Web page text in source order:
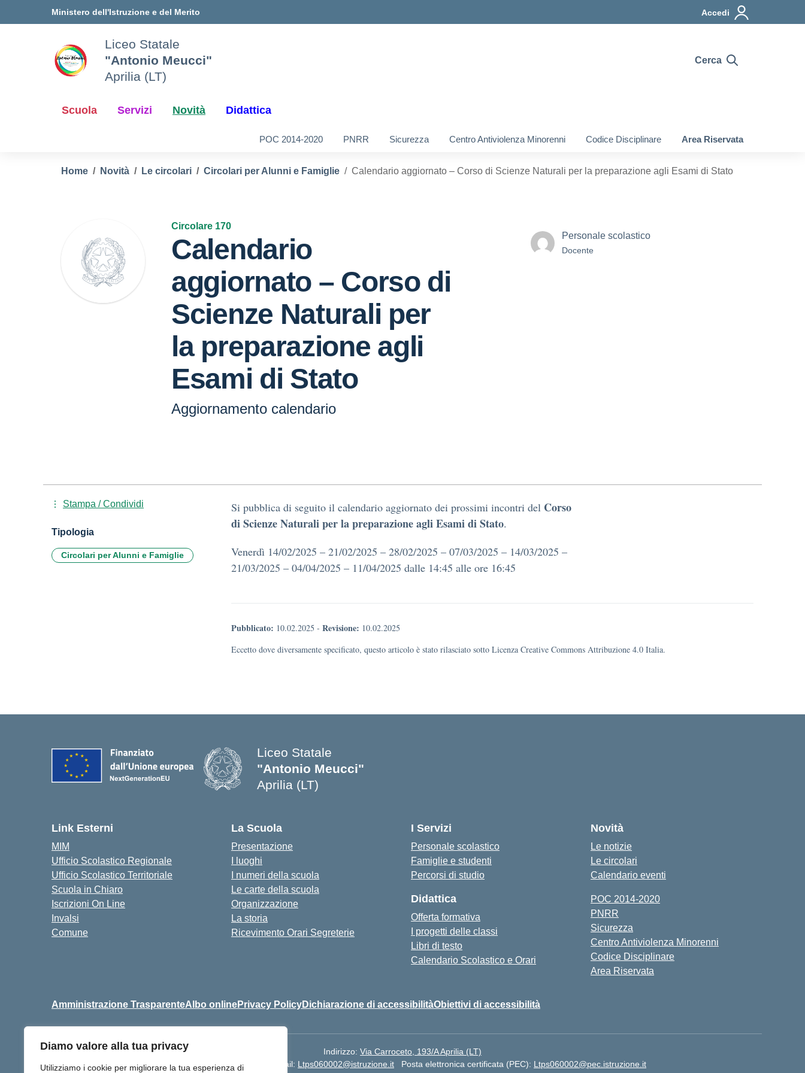
Diamo valore alla tua privacy
Utilizziamo i cookie per migliorare la tua esperienza di
Ministero dell'Istruzione e del Merito Accedi
Liceo Statale
"Antonio Meucci"
Aprilia (LT)
Cerca
Scuola Servizi Novità Didattica
POC 2014-2020 PNRR Sicurezza Centro Antiviolenza Minorenni Codice Disciplinare Area Riservata
Home Novità Le circolari Circolari per Alunni e Famiglie Calendario aggiornato – Corso di Scienze Naturali per la preparazione agli Esami di Stato
Circolare 170
Calendario
aggiornato – Corso di
Scienze Naturali per
la preparazione agli
Esami di Stato
Aggiornamento calendario
Personale scolastico
Docente
Si pubblica di seguito il calendario aggiornato dei prossimi incontri del Corso
di Scienze Naturali per la preparazione agli Esami di Stato.
Venerdì 14/02/2025 – 21/02/2025 – 28/02/2025 – 07/03/2025 – 14/03/2025 –
21/03/2025 – 04/04/2025 – 11/04/2025 dalle 14:45 alle ore 16:45
Pubblicato: 10.02.2025 - Revisione: 10.02.2025
Eccetto dove diversamente specificato, questo articolo è stato rilasciato sotto Licenza Creative Commons Attribuzione 4.0 Italia.
Stampa / Condividi
Tipologia
Circolari per Alunni e Famiglie
Liceo Statale
"Antonio Meucci"
Aprilia (LT)
Link Esterni
MIM
Ufficio Scolastico Regionale
Ufficio Scolastico Territoriale
Scuola in Chiaro
Iscrizioni On Line
Invalsi
Comune
La Scuola
Presentazione
I luoghi
I numeri della scuola
Le carte della scuola
Organizzazione
La storia
Ricevimento Orari Segreterie
I Servizi
Personale scolastico
Famiglie e studenti
Percorsi di studio
Didattica
Offerta formativa
I progetti delle classi
Libri di testo
Calendario Scolastico e Orari
Novità
Le notizie
Le circolari
Calendario eventi
POC 2014-2020
PNRR
Sicurezza
Centro Antiviolenza Minorenni
Codice Disciplinare
Area Riservata
Amministrazione TrasparenteAlbo onlinePrivacy PolicyDichiarazione di accessibilitàObiettivi di accessibilità
Indirizzo: Via Carroceto, 193/A Aprilia (LT)
Centralino:
+39 06 9257678 Email: Ltps060002@istruzione.it Posta elettronica certificata (PEC): Ltps060002@pec.istruzione.it